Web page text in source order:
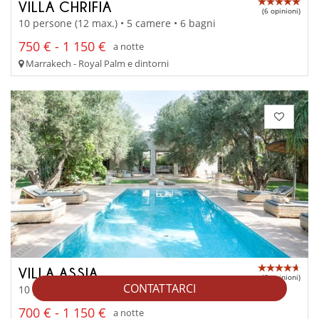
CONTATTARCI
VILLA CHRIFIA (6 opinioni)
10 persone (12 max.) • 5 camere • 6 bagni
750 € - 1 150 €
a notte
Marrakech - Royal Palm e dintorni
VILLA ASSIA (6 opinioni)
10 persone (12 max.) • 5 camere • 5 bagni
700 € - 1 150 € a notte